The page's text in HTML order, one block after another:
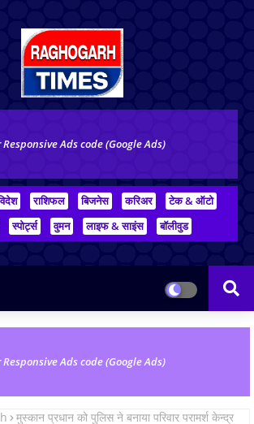
Responsive Ads code (Google Ads)
राशिफल बिजनेस करिअर
टेक & ऑटो
स्पोर्ट्स वुमन लाइफ & साइंस बॉलीवुड
Responsive Ads code (Google Ads)
मुस्कान प्रधान को पुलिस ने बनाया परिवार परामर्श केन्द्र